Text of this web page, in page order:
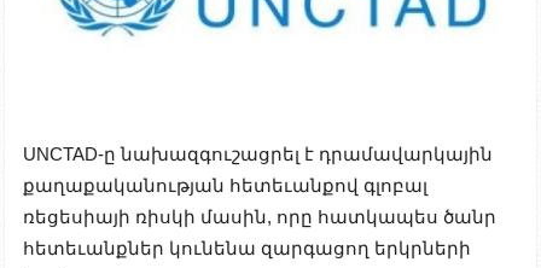
UNCTAD-ը նախազգուշացրել է դրամավարկային
քաղաքականության հետեւանքով գլոբալ
ռեցեսիայի ռիսկի մասին, որը հատկապես ծանր
հետեւանքներ կունենա զարգացող երկրների